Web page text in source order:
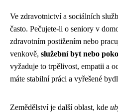
Ve zdravotnictví a sociálních
často. Pečujete-li o seniory v
zdravotním postižením nebo
venkově, služební byt nebo
vyžaduje to trpělivost, empatii a
máte stabilní práci a vyřešené
Zemědělství je další oblast, kde